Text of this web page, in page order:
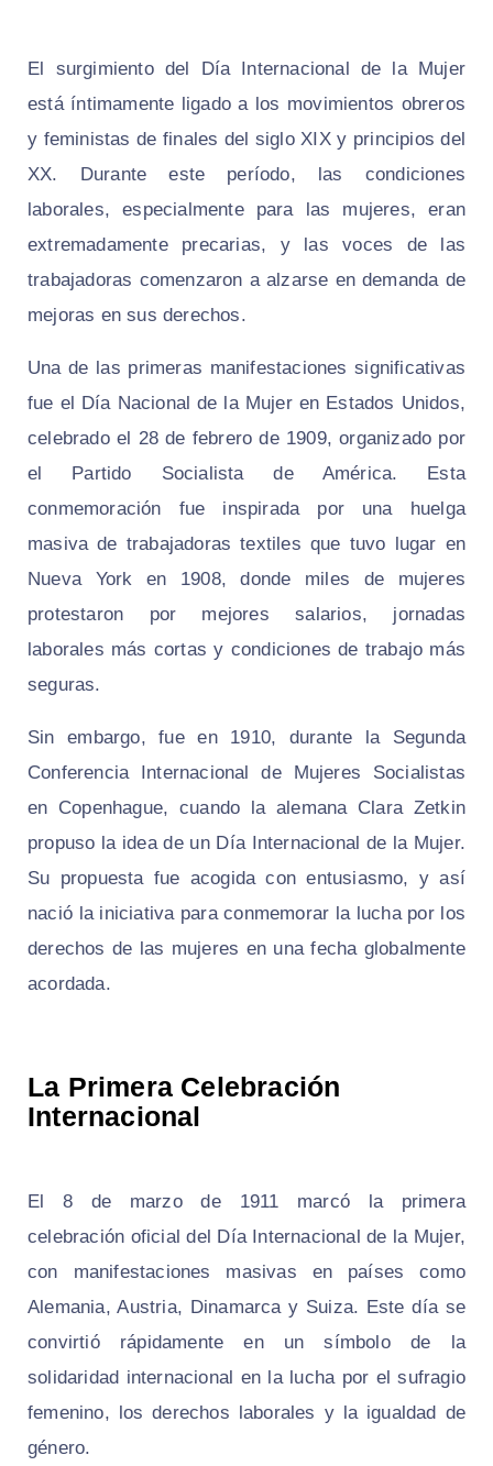
El surgimiento del Día Internacional de la Mujer
está íntimamente ligado a los movimientos obreros
y feministas de finales del siglo XIX y principios del
XX. Durante este período, las condiciones
laborales, especialmente para las mujeres, eran
extremadamente precarias, y las voces de las
trabajadoras comenzaron a alzarse en demanda de
mejoras en sus derechos.
Una de las primeras manifestaciones significativas
fue el Día Nacional de la Mujer en Estados Unidos,
celebrado el 28 de febrero de 1909, organizado por
el Partido Socialista de América. Esta
conmemoración fue inspirada por una huelga
masiva de trabajadoras textiles que tuvo lugar en
Nueva York en 1908, donde miles de mujeres
protestaron por mejores salarios, jornadas
laborales más cortas y condiciones de trabajo más
seguras.
Sin embargo, fue en 1910, durante la Segunda
Conferencia Internacional de Mujeres Socialistas
en Copenhague, cuando la alemana Clara Zetkin
propuso la idea de un Día Internacional de la Mujer.
Su propuesta fue acogida con entusiasmo, y así
nació la iniciativa para conmemorar la lucha por los
derechos de las mujeres en una fecha globalmente
acordada.
La Primera Celebración
Internacional
El 8 de marzo de 1911 marcó la primera
celebración oficial del Día Internacional de la Mujer,
con manifestaciones masivas en países como
Alemania, Austria, Dinamarca y Suiza. Este día se
convirtió rápidamente en un símbolo de la
solidaridad internacional en la lucha por el sufragio
femenino, los derechos laborales y la igualdad de
género.